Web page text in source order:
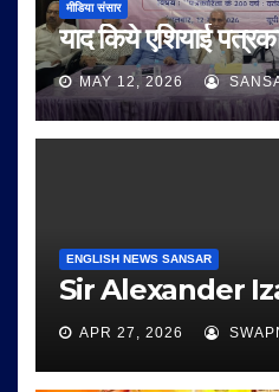
मीडिया संसार
याद किये एशियाई
MAY 12, 2026
ENGLISH NEWS SANSAR
Sir Alexander
APR 27, 2026